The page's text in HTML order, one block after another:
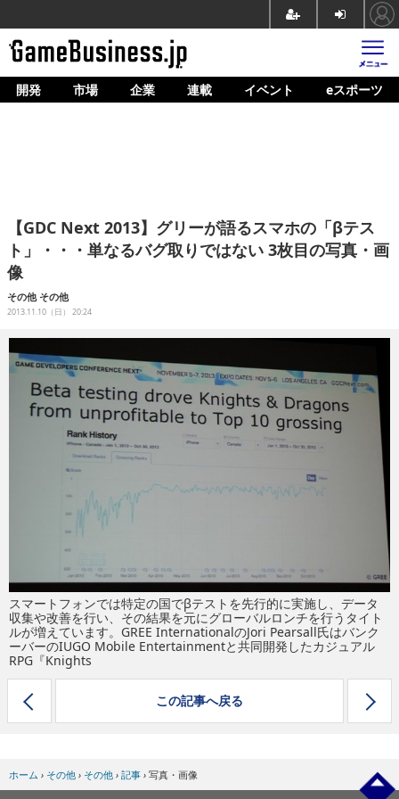
ホーム
企業動向
人材育成
産業政策
イベント/セミナー
eスポーツ
開発 市場 企業 連載 イベント eスポーツ
【GDC Next 2013】グリーが語るスマホの「βテス
ト」・・・単なるバグ取りではない 3枚目の写真・画
像
その他 その他
2013.11.10（日） 20:24
スマートフォンでは特定の国でβテストを先行的に実施し、データ
収集や改善を行い、その結果を元にグローバルロンチを行うタイト
ルが増えています。GREE InternationalのJori Pearsall氏はバンク
ーバーのIUGO Mobile Entertainmentと共同開発したカジュアル
RPG『Knights
この記事へ戻る
ホーム › その他 › その他 › 記事 › 写真・画像